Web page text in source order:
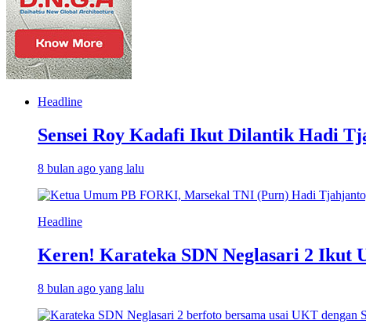
Headline
Sensei Roy Kadafi Ikut Dilantik Hadi
8 bulan ago yang lalu
Headline
Keren! Karateka SDN Neglasari 2 Ikut
8 bulan ago yang lalu